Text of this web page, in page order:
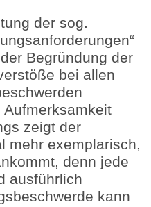
der sog.
Begründung der
bei allen
zeigt der
mehr exemplarisch,
denn jede
ausführlich
kann